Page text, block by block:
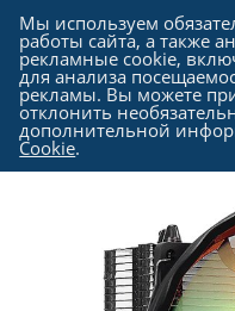
Каталог -
Кулеры и системы
Мы используем
работы сайта, а также
рекламные cookie,
для анализа
рекламы. Вы можете
отклонить
дополнительной
Cookie.